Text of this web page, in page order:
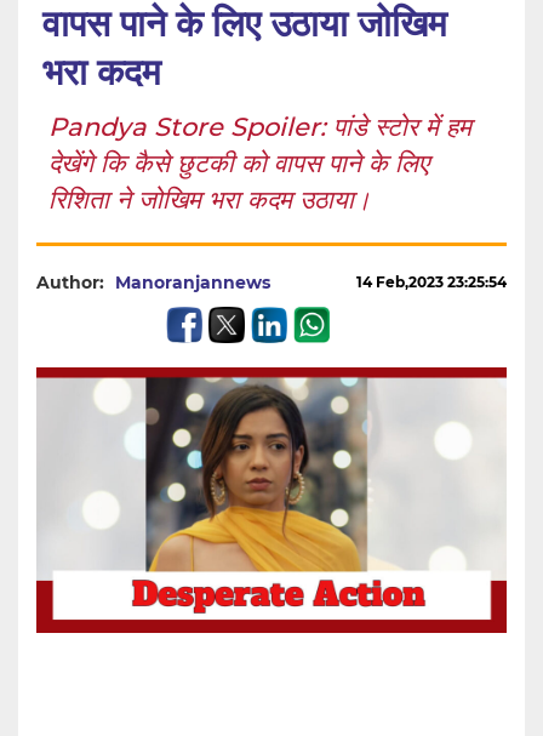
वापस पाने के लिए उठाया जोखिम
भरा कदम
Pandya Store Spoiler: पांडे स्टोर में हम
देखेंगे कि कैसे छुटकी को वापस पाने के लिए
रिशिता ने जोखिम भरा कदम उठाया।
Author: Manoranjannews 14 Feb,2023 23:25:54